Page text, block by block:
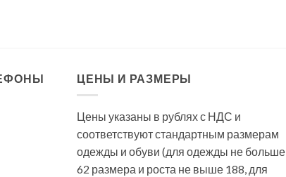
ЦЕНЫ И РАЗМЕРЫ
Цены указаны в рублях с НДС и
соответствуют стандартным размерам
одежды и обуви (для одежды не больше
62 размера и роста не выше 188, для